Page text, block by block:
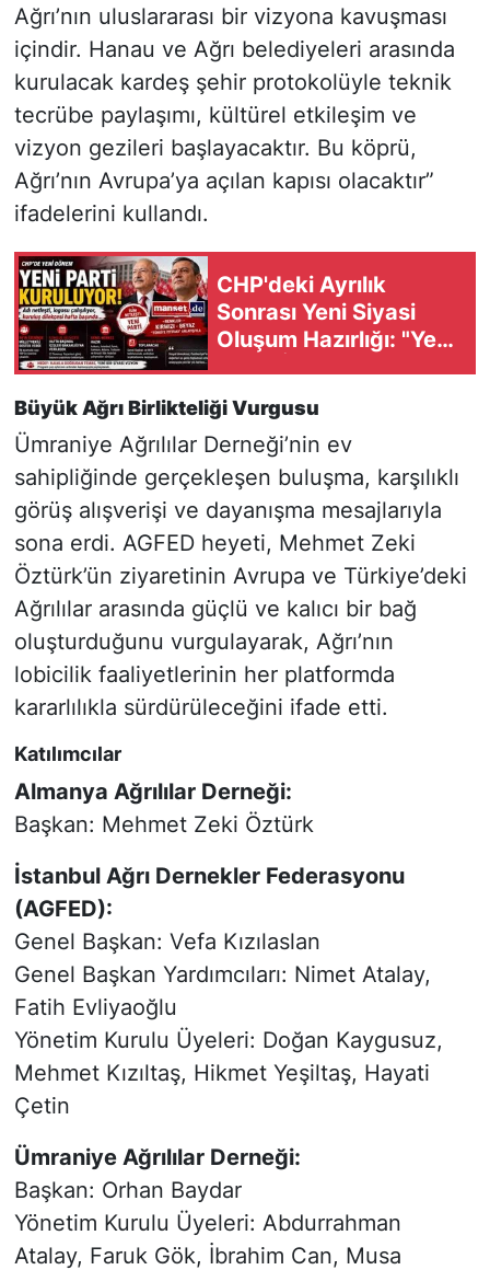
Ağrı’nın uluslararası bir vizyona kavuşması
içindir. Hanau ve Ağrı belediyeleri arasında
kurulacak kardeş şehir protokolüyle teknik
tecrübe paylaşımı, kültürel etkileşim ve
vizyon gezileri başlayacaktır. Bu köprü,
Ağrı’nın Avrupa’ya açılan kapısı olacaktır”
ifadelerini kullandı.
CHP'deki Ayrılık
Sonrası Yeni Siyasi
Oluşum Hazırlığı: "Yeni
Süreci Başlıyor
Büyük Ağrı Birlikteliği Vurgusu
Ümraniye Ağrılılar Derneği’nin ev
sahipliğinde gerçekleşen buluşma, karşılıklı
görüş alışverişi ve dayanışma mesajlarıyla
sona erdi. AGFED heyeti, Mehmet Zeki
Öztürk’ün ziyaretinin Avrupa ve Türkiye’deki
Ağrılılar arasında güçlü ve kalıcı bir bağ
oluşturduğunu vurgulayarak, Ağrı’nın
lobicilik faaliyetlerinin her platformda
kararlılıkla sürdürüleceğini ifade etti.
Katılımcılar
Almanya Ağrılılar Derneği:
Başkan: Mehmet Zeki Öztürk
İstanbul Ağrı Dernekler Federasyonu
(AGFED):
Genel Başkan: Vefa Kızılaslan
Genel Başkan Yardımcıları: Nimet Atalay,
Fatih Evliyaoğlu
Yönetim Kurulu Üyeleri: Doğan Kaygusuz,
Mehmet Kızıltaş, Hikmet Yeşiltaş, Hayati
Çetin
Ümraniye Ağrılılar Derneği:
Başkan: Orhan Baydar
Yönetim Kurulu Üyeleri: Abdurrahman
Atalay, Faruk Gök, İbrahim Can, Musa